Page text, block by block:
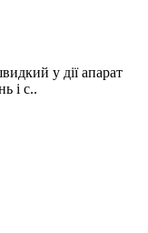
у дії апарат
і с..